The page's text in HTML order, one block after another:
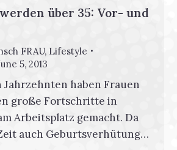
über 35: Vor- und
FRAU, Lifestyle
5, 2013
haben Frauen
große Fortschritte in
Arbeitsplatz gemacht. Da
auch Geburtsverhütung…